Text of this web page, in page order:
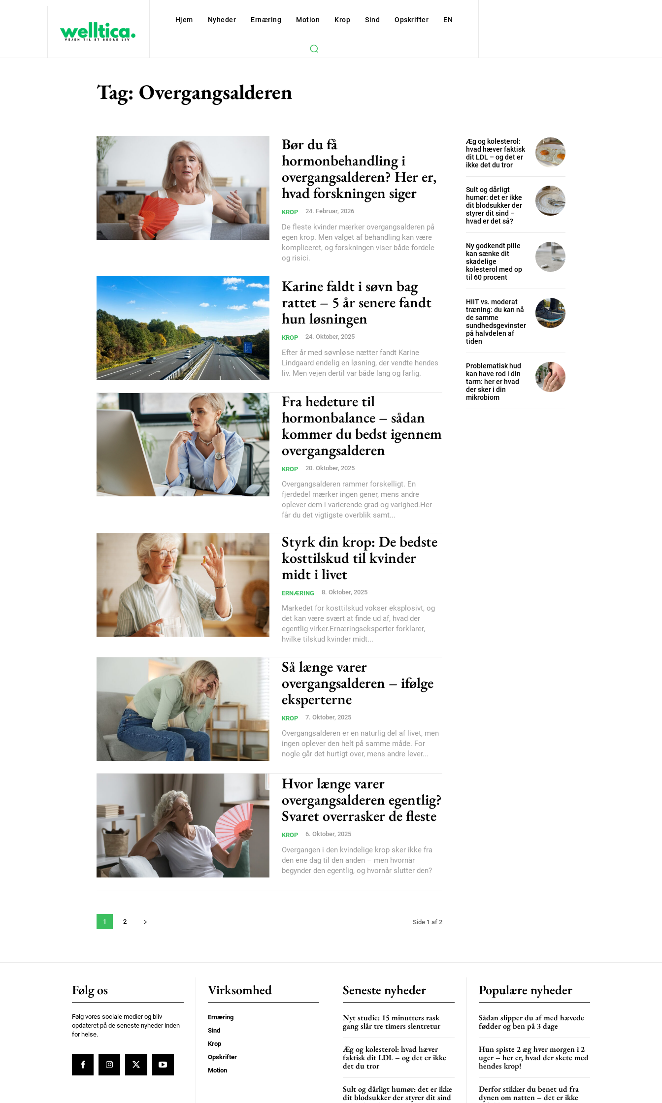
Subscription Plans
Free limited access
Gratis / forever
Etiam est nibh, lobortis sit
Nullam eu erat condimentum
Donec quis est ac felis
Orci varius natoque dolor
Member full access
Etiam est nibh, lobortis sit
Praesent euismod ac
Donec quis est ac felis
YEARLY PRICING
Hjem Nyheder Ernæring Motion Krop Sind Opskrifter EN
Tag: Overgangsalderen
Bør du få
hormonbehandling i
overgangsalderen? Her er,
hvad forskningen siger
KROP 24. Februar, 2026
De fleste kvinder mærker overgangsalderen på
egen krop. Men valget af behandling kan være
kompliceret, og forskningen viser både fordele
og risici.
Karine faldt i søvn bag
rattet – 5 år senere fandt
hun løsningen
KROP 24. Oktober, 2025
Efter år med søvnløse nætter fandt Karine
Lindgaard endelig en løsning, der vendte hendes
liv. Men vejen dertil var både lang og farlig.
Fra hedeture til
hormonbalance – sådan
kommer du bedst igennem
overgangsalderen
KROP 20. Oktober, 2025
Overgangsalderen rammer forskelligt. En
fjerdedel mærker ingen gener, mens andre
oplever dem i varierende grad og varighed.Her
får du det vigtigste overblik samt...
Styrk din krop: De bedste
kosttilskud til kvinder
midt i livet
ERNÆRING 8. Oktober, 2025
Markedet for kosttilskud vokser eksplosivt, og
det kan være svært at finde ud af, hvad der
egentlig virker.Ernæringseksperter forklarer,
hvilke tilskud kvinder midt...
Så længe varer
overgangsalderen – ifølge
eksperterne
KROP 7. Oktober, 2025
Overgangsalderen er en naturlig del af livet, men
ingen oplever den helt på samme måde. For
nogle går det hurtigt over, mens andre lever...
Hvor længe varer
overgangsalderen egentlig?
Svaret overrasker de fleste
KROP 6. Oktober, 2025
Overgangen i den kvindelige krop sker ikke fra
den ene dag til den anden – men hvornår
begynder den egentlig, og hvornår slutter den?
1 2 Side 1 af 2
Æg og kolesterol:
hvad hæver faktisk
dit LDL – og det er
ikke det du tror
Sult og dårligt
humør: det er ikke
dit blodsukker der
styrer dit sind –
hvad er det så?
Ny godkendt pille
kan sænke dit
skadelige
kolesterol med op
til 60 procent
HIIT vs. moderat
træning: du kan nå
de samme
sundhedsgevinster
på halvdelen af
tiden
Problematisk hud
kan have rod i din
tarm: her er hvad
der sker i din
mikrobiom
Følg os
Følg vores sociale medier og bliv
opdateret på de seneste nyheder inden
for helse.
Virksomhed
Ernæring
Sind
Krop
Opskrifter
Motion
Seneste nyheder
Nyt studie: 15 minutters rask
gang slår tre timers slentretur
Æg og kolesterol: hvad hæver
faktisk dit LDL – og det er ikke
det du tror
Sult og dårligt humør: det er ikke
dit blodsukker der styrer dit sind
Populære nyheder
Sådan slipper du af med hævede
fødder og ben på 3 dage
Hun spiste 2 æg hver morgen i 2
uger – her er, hvad der skete med
hendes krop!
Derfor stikker du benet ud fra
dynen om natten – det er ikke